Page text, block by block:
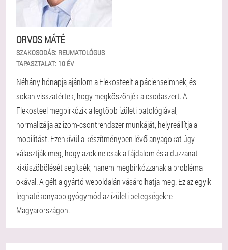
ORVOS MÁTÉ
SZAKOSODÁS: REUMATOLÓGUS
TAPASZTALAT: 10 ÉV
Néhány hónapja ajánlom a Flekosteelt a pácienseimnek, és
sokan visszatértek, hogy megköszönjék a csodaszert. A
Flekosteel megbirkózik a legtöbb ízületi patológiával,
normalizálja az izom-csontrendszer munkáját, helyreállítja a
mobilitást. Ezenkívül a készítményben lévő anyagokat úgy
választják meg, hogy azok ne csak a fájdalom és a duzzanat
kiküszöbölését segítsék, hanem megbirkózzanak a probléma
okával. A gélt a gyártó weboldalán vásárolhatja meg. Ez az egyik
leghatékonyabb gyógymód az ízületi betegségekre
Magyarországon.